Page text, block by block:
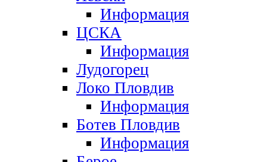
Информация
ЦСКА
Информация
Лудогорец
Локо Пловдив
Информация
Ботев Пловдив
Информация